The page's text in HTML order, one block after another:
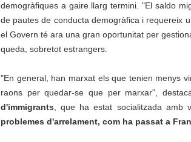
demogràfiques a gaire llarg termini. "El saldo
de pautes de conducta demogràfica i requereix
el Govern té ara una gran oportunitat per
queda, sobretot estrangers.
"En general, han marxat els que tenien menys
raons per quedar-se que per marxar",
d'immigrants , que ha estat socialitzada amb
problemes d'arrelament, com ha passat a